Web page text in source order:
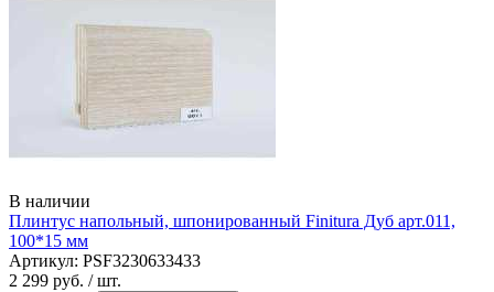
В наличии
Плинтус напольный, шпонированный Finitura Дуб арт.011,
100*15 мм
Артикул: PSF3230633433
2 299 руб. / шт.